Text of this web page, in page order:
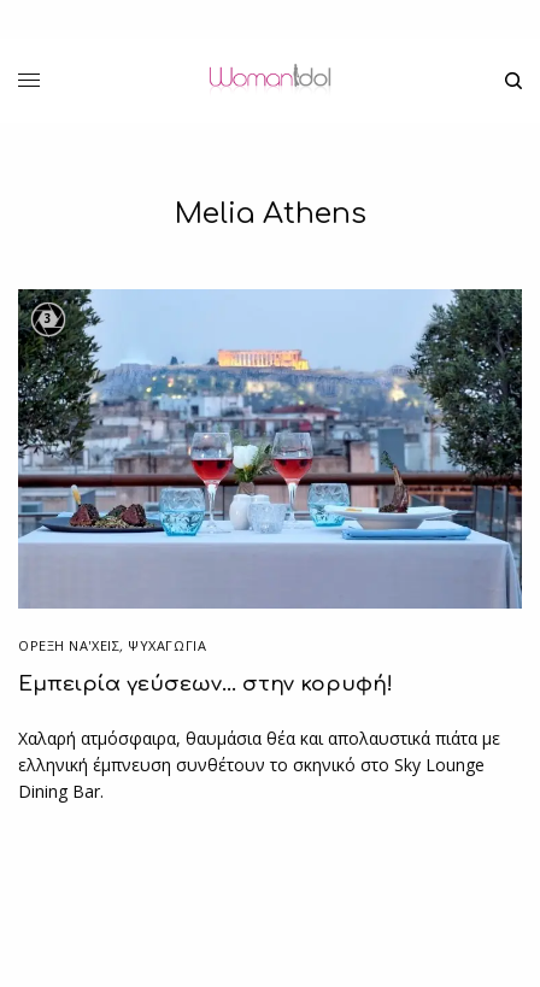
Melia Athens
3
ΌΡΕΞΗ ΝΑ'ΧΕΙΣ, ΨΥΧΑΓΩΓΙΑ
Eμπειρία γεύσεων… στην κορυφή!
Χαλαρή ατμόσφαιρα, θαυμάσια θέα και απολαυστικά πιάτα με
ελληνική έμπνευση συνθέτουν το σκηνικό στο Sky Lounge
Dining Bar.